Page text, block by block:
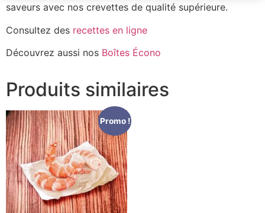
saveurs avec nos crevettes de qualité supérieure.
Consultez des recettes en ligne
Découvrez aussi nos Boîtes Écono
Produits similaires
Promo !